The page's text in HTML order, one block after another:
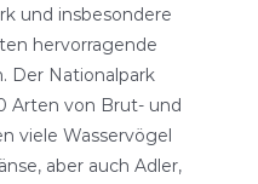
und insbesondere
hervorragende
Der Nationalpark
Arten von Brut- und
viele Wasservögel
aber auch Adler,